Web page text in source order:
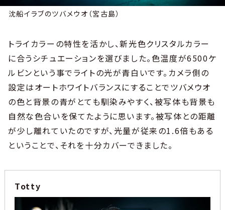
沈船イラブのツバメウオ（宮古島）
トライカラーの特性を活かし、新光色クリスタルカラー
に合うシチュエーションを選びました。色温度が6500ケ
ルビンという事でライトの光が青白いです。カメラ側の
設定はオートホワイトバランスにすることでツバメウオ
の色と背景の青がとても馴染みやすく、被写体も背景も
自然な色合いを保てたように思います。被写体との距離
が少し離れていたのですが、光量が従来の1.6倍もある
ということで、それを十分カバーできました。
Totty